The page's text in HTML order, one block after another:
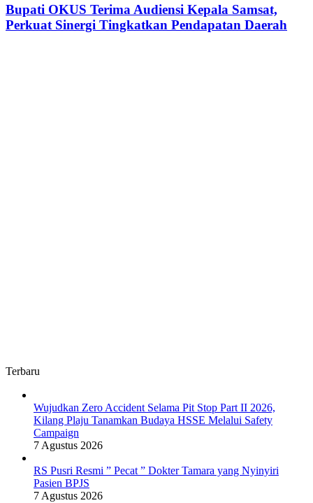
Transformasi
Digital
Terima
Audiensi
Kepala
Bupati OKUS Terima Audiensi Kepala Samsat,
Perkuat Sinergi Tingkatkan Pendapatan Daerah
Terbaru
Wujudkan Zero Accident Selama Pit Stop Part II 2026,
Kilang Plaju Tanamkan Budaya HSSE Melalui Safety
Campaign
7 Agustus 2026
RS Pusri Resmi ” Pecat ” Dokter Tamara yang Nyinyiri
Pasien BPJS
7 Agustus 2026